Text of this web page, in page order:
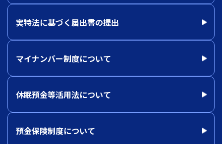
実特法に基づく届出書の提出
マイナンバー制度について
休眠預金等活用法について
預金保険制度について